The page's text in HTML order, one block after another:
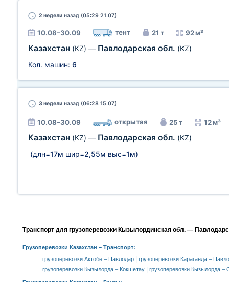
2 недели назад (05:29 21.07)
10.08–30.09 тент 21 т 92 м³
Казахстан (KZ) — Павлодарская обл. (KZ)
Кол. машин: 6
3 недели назад (06:28 15.07)
10.08–30.09 открытая 25 т 12 м³
Казахстан (KZ) — Павлодарская обл. (KZ)
(длн=17м шир=2,55м выс=1м)
Транспорт для грузоперевозки Кызылординская обл. —
Грузоперевозки Казахстан – Транспорт:
грузоперевозки Актобе – Павлодар|
грузоперевозки Караганда –
грузоперевозки Кызылорда – Кокшетау| грузоперевозки Кызылорда –